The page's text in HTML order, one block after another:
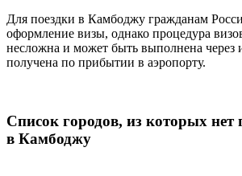
Для поездки в Камбоджу гражданам
оформление визы, однако процедура
несложна и может быть выполнена через
получена по прибытии в аэропорту.
Список городов, из которых
в Камбоджу